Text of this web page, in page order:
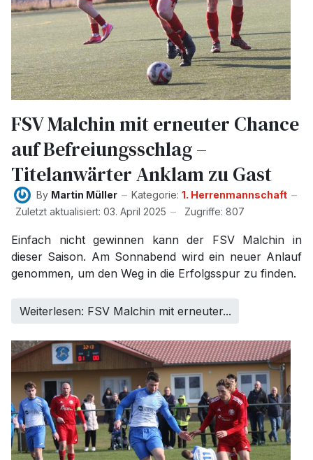
FSV Malchin mit erneuter Chance
auf Befreiungsschlag –
Titelanwärter Anklam zu Gast
By Martin Müller Kategorie: 1. Herrenmannschaft
Zuletzt aktualisiert: 03. April 2025
Zugriffe: 807
Einfach nicht gewinnen kann der FSV Malchin in
dieser Saison. Am Sonnabend wird ein neuer Anlauf
genommen, um den Weg in die Erfolgsspur zu finden.
Weiterlesen: FSV Malchin mit erneuter...